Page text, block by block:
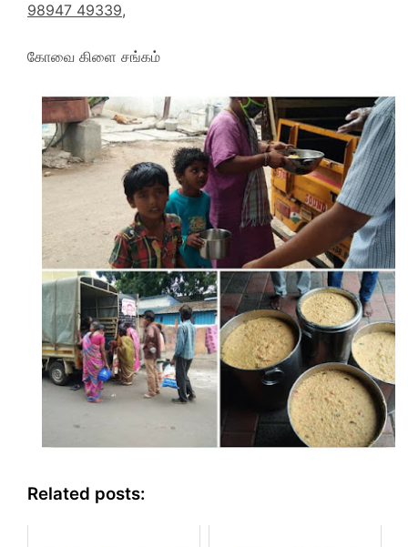
98947 49339,
கோவை கிளை சங்கம்
Related posts: